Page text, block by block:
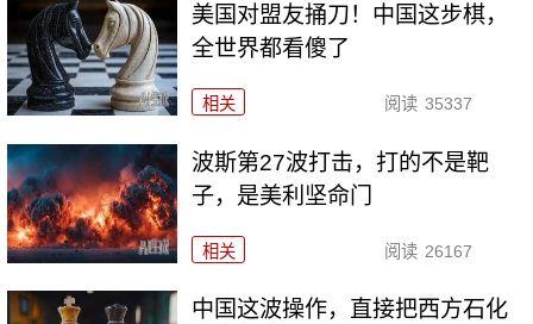
美国对盟友捅刀！中国这步棋，
全世界都看傻了
相关 阅读 35337
波斯第27波打击，打的不是靶
子，是美利坚命门
相关 阅读 26167
中国这波操作，直接把西方石化